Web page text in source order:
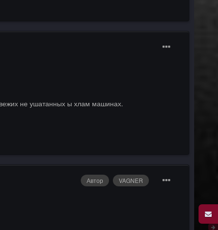
не ушатанных ы хлам машинах.
Автор VAGNER